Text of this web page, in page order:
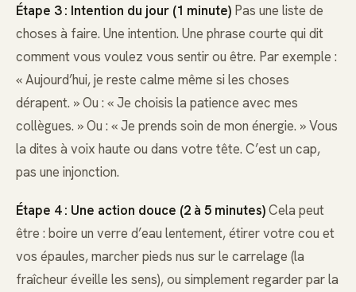
Étape 3 : Intention du jour (1 minute) Pas une liste de
choses à faire. Une intention. Une phrase courte qui dit
comment vous voulez vous sentir ou être. Par exemple :
« Aujourd’hui, je reste calme même si les choses
dérapent. » Ou : « Je choisis la patience avec mes
collègues. » Ou : « Je prends soin de mon énergie. » Vous
la dites à voix haute ou dans votre tête. C’est un cap,
pas une injonction.
Étape 4 : Une action douce (2 à 5 minutes)Cela peut
être : boire un verre d’eau lentement, étirer votre cou et
vos épaules, marcher pieds nus sur le carrelage (la
fraîcheur éveille les sens), ou simplement regarder par la